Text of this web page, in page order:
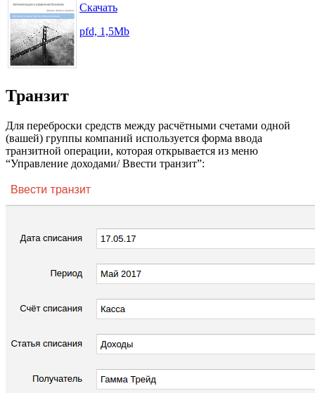
Скачать
pfd, 1,5Mb
Транзит
Для переброски средств между расчётными счетами одной
(вашей) группы компаний используется форма ввода
транзитной операции, которая открывается из меню
“Управление доходами/ Ввести транзит”: